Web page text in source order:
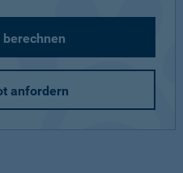
berechnen
anfordern